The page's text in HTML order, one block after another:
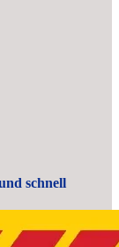
schnell